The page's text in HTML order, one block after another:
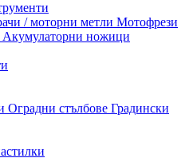
/ моторни метли Мотофрези
Акумулаторни ножици
Оградни стълбове Градински